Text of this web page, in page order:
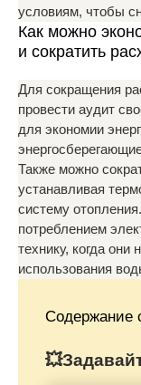
условиям, чтобы
Как можно
и сократить
Для сокращения
провести аудит
для экономии
Также можно
устанавливая
систему
потреблением
технику, когда они
использования
Содержание